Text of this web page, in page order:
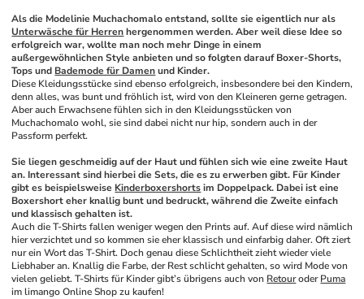
Unterwäsche für Herren hergenommen werden. Aber weil diese Idee so
erfolgreich war, wollte man noch mehr Dinge in einem
außergewöhnlichen Style anbieten und so folgten darauf Boxer-Shorts,
Tops und Bademode für Damen und Kinder.
Diese Kleidungsstücke sind ebenso erfolgreich, insbesondere bei den Kindern,
denn alles, was bunt und fröhlich ist, wird von den Kleineren gerne getragen.
Aber auch Erwachsene fühlen sich in den Kleidungsstücken von
Muchachomalo wohl, sie sind dabei nicht nur hip, sondern auch in der
Passform perfekt.
Sie liegen geschmeidig auf der Haut und fühlen sich wie eine zweite Haut
an. Interessant sind hierbei die Sets, die es zu erwerben gibt. Für Kinder
gibt es beispielsweise Kinderboxershorts im Doppelpack. Dabei ist eine
Boxershort eher knallig bunt und bedruckt, während die Zweite einfach
und klassisch gehalten ist.
Auch die T-Shirts fallen weniger wegen den Prints auf. Auf diese wird nämlich
hier verzichtet und so kommen sie eher klassisch und einfarbig daher. Oft ziert
nur ein Wort das T-Shirt. Doch genau diese Schlichtheit zieht wieder viele
Liebhaber an. Knallig die Farbe, der Rest schlicht gehalten, so wird Mode von
vielen geliebt. T-Shirts für Kinder gibt’s übrigens auch von Retour oder Puma
im limango Online Shop zu kaufen!